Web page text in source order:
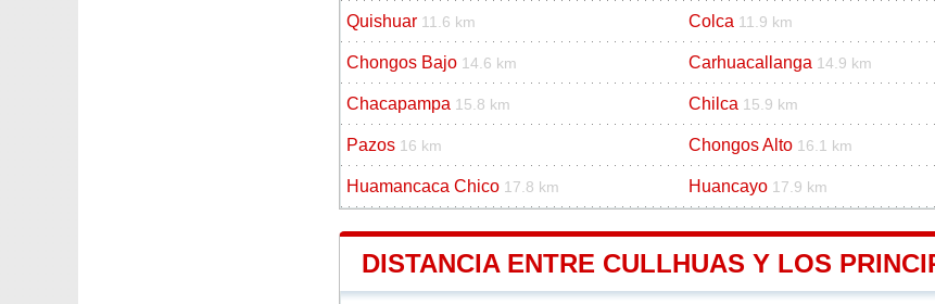
Quishuar 11.6 km Colca 11.9 km
Chongos Bajo 14.6 km Carhuacallanga 14.9 km
Chacapampa 15.8 km Chilca 15.9 km
Pazos 16 km Chongos Alto 16.1 km
Huamancaca Chico 17.8 km Huancayo 17.9 km
DISTANCIA ENTRE CULLHUAS Y LOS